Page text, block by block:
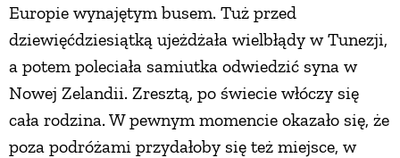
Europie wynajętym busem. Tuż przed
dziewięćdziesiątką ujeżdżała wielbłądy w Tunezji,
a potem poleciała samiutka odwiedzić syna w
Nowej Zelandii. Zresztą, po świecie włóczy się
cała rodzina. W pewnym momencie okazało się, że
poza podróżami przydałoby się też miejsce, w